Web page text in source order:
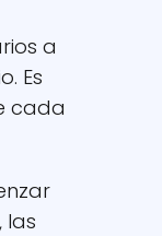
a
Es
cada
las